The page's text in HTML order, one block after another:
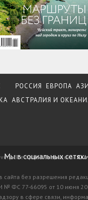
РОССИЯ ЕВРОПА
АВСТРАЛИЯ И
Все права защищены.
без разрешения
№ ФС 77-66095 от 10 июня
в сфере связи,
Мы в социальных сетях: